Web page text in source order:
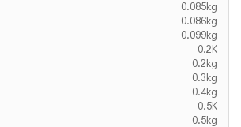
0.085kg
0.086kg
0.099kg
0.2K
0.2kg
0.3kg
0.4kg
0.5K
0.5kg